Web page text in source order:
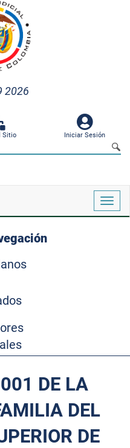
2026
Sitio Iniciar Sesión
DE LA
DEL
DE